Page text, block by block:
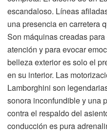
escandaloso. Líneas
una presencia en carretera
Son máquinas creadas
atención y para evocar
belleza exterior es solo el
en su interior. Las
Lamborghini son
sonora inconfundible y una
contra el respaldo del
conducción es pura